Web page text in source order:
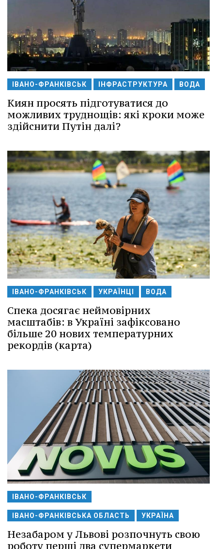
ІВАНО-ФРАНКІВСЬК ІНФРАСТРУКТУРА ВОДА
Киян просять підготуватися до
можливих труднощів: які кроки може
здійснити Путін далі?
ІВАНО-ФРАНКІВСЬК УКРАЇНЦІ ВОДА
Спека досягає неймовірних
масштабів: в Україні зафіксовано
більше 20 нових температурних
рекордів (карта)
ІВАНО-ФРАНКІВСЬК
ІВАНО-ФРАНКІВСЬКА ОБЛАСТЬ УКРАЇНА
Незабаром у Львові розпочнуть свою
роботу перші два супермаркети